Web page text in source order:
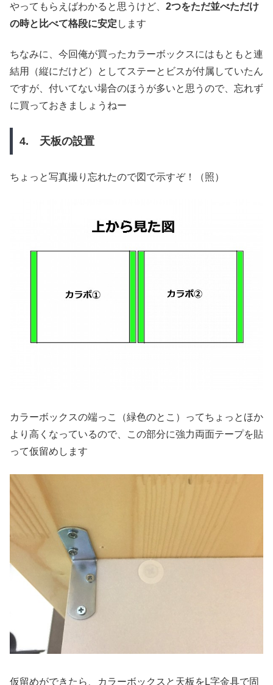
やってもらえばわかると思うけど、 2つをただ並べただけ
の時と比べて格段に安定 します
ちなみに、今回俺が買ったカラーボックスにはもともと連
結用（縦にだけど）としてステーとビスが付属していたん
ですが、付いてない場合のほうが多いと思うので、忘れず
に買っておきましょうねー
4. 天板の設置
ちょっと写真撮り忘れたので図で示すぞ！（照）
カラーボックスの端っこ（緑色のとこ）ってちょっとほか
より高くなっているので、この部分に強力両面テープを貼
って仮留めします
仮留めができたら、カラーボックスと天板をL字金具で固